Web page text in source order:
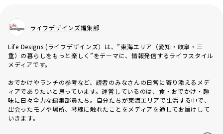
ライフデザインズ編集部
Life Designs (ライフデザインズ）は、”東海エリア（愛知・岐阜・三
重）の暮らしをもっと楽しく”をテーマに、情報発信するライフスタイル
メディアです。
おでかけやランチの参考など、読者のみなさんの日常に寄り添えるメデ
ィアでありたいと思っています。運営しているのは、食・おでかけ・趣
味に日々全力な編集部員たち。自分たちが東海エリアで生活する中で、
出会ったモノや場所、琴線に触れたことをメディアを通してお届けして
いきます。